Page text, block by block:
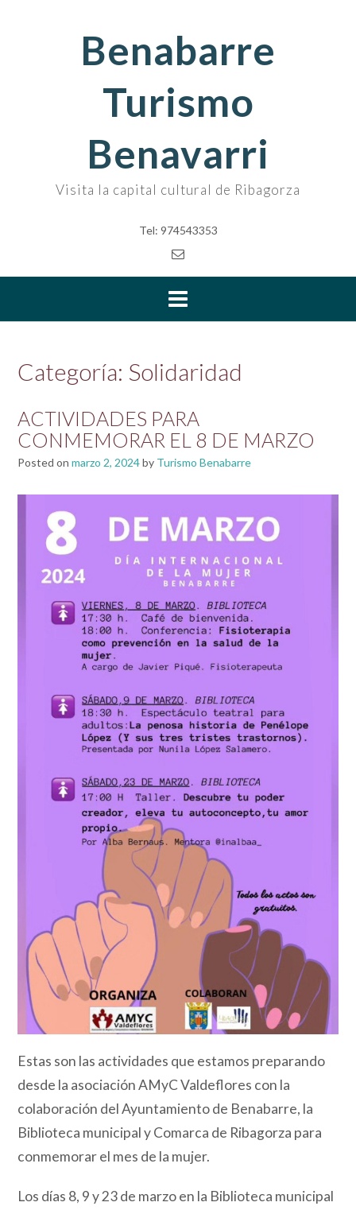
Benabarre
Turismo
Benavarri
Visita la capital cultural de Ribagorza
Tel: 974543353
Categoría: Solidaridad
ACTIVIDADES PARA
CONMEMORAR EL 8 DE MARZO
Posted on marzo 2, 2024by Turismo Benabarre
Estas son las actividades que estamos preparando
desde la asociación AMyC Valdeflores con la
colaboración del Ayuntamiento de Benabarre, la
Biblioteca municipal y Comarca de Ribagorza para
conmemorar el mes de la mujer.
Los días 8, 9 y 23 de marzo en la Biblioteca municipal